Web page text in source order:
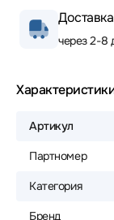
через 2-8
Артикул
Партномер
Категория
Бренд